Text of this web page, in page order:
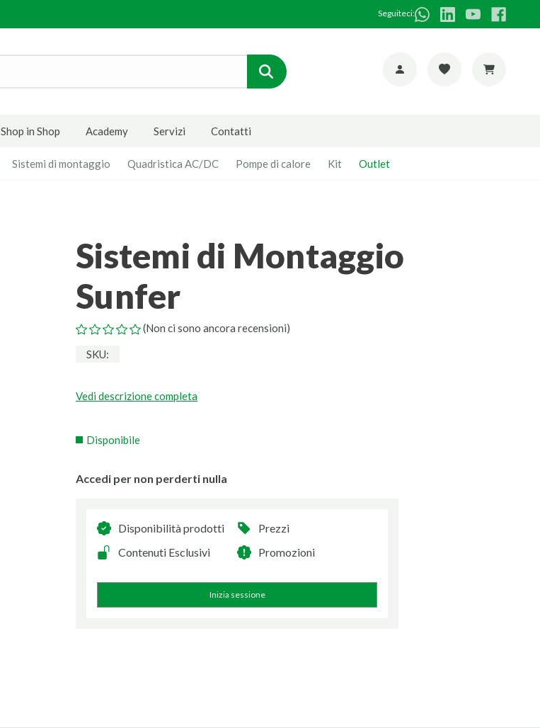
Seguiteci:
Shop in Shop Academy Servizi Contatti
Sistemi di montaggio Quadristica AC/DC Pompe di calore Kit Outlet
Sistemi di Montaggio
Sunfer
(Non ci sono ancora recensioni)
SKU:
Vedi descrizione completa
Disponibile
Accedi per non perderti nulla
Disponibilità prodotti
Prezzi
Contenuti Esclusivi
Promozioni
Inizia sessione